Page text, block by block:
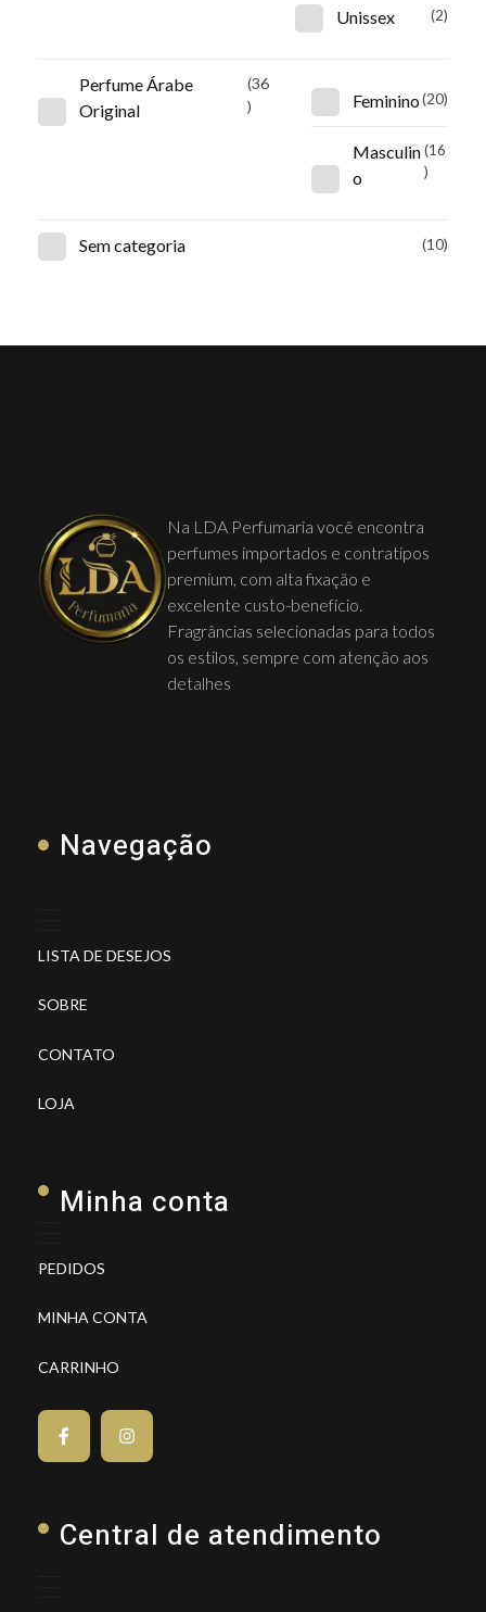
Unissex (2)
Perfume Árabe
Original
(36
)
Feminino(20)
Masculin
o
(16
)
Sem categoria (10)
Na LDA Perfumaria você encontra
perfumes importados e contratipos
premium, com alta fixação e
excelente custo-benefício.
Fragrâncias selecionadas para todos
os estilos, sempre com atenção aos
detalhes
Navegação
LISTA DE DESEJOS
SOBRE
CONTATO
LOJA
Minha conta
PEDIDOS
MINHA CONTA
CARRINHO
Central de atendimento